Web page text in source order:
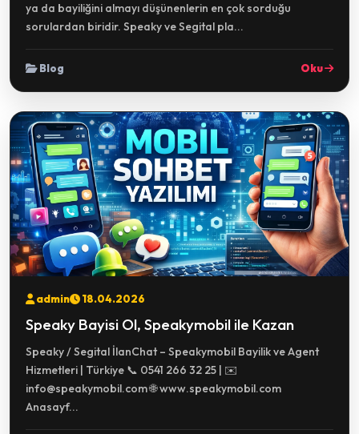
ya da bayiliğini almayı düşünenlerin en çok sorduğu
sorulardan biridir. Speaky ve Segital pla...
Blog Oku
admin 18.04.2026
Speaky Bayisi Ol, Speakymobil ile Kazan
Speaky / Segital İlanChat – Speakymobil Bayilik ve Agent
Hizmetleri | Türkiye 📞 0541 266 32 25 | ✉️
info@speakymobil.com 🌐 www.speakymobil.com
Anasayf...